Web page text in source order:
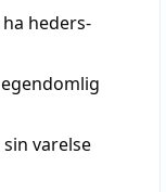
ha heders-
egendomlig
sin varelse